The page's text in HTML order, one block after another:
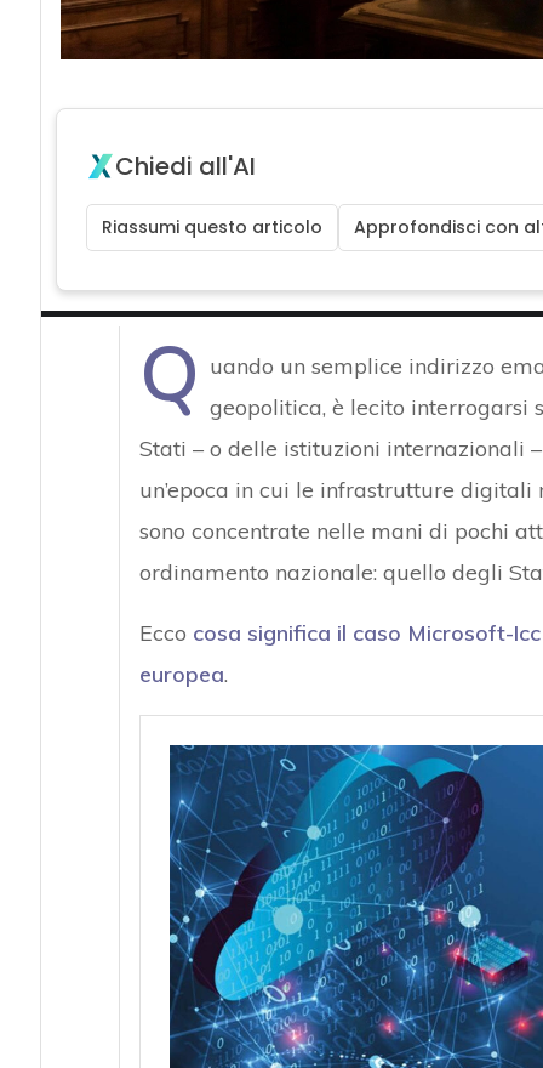
Chiedi all'AI
Riassumi questo articolo Approfondisci con
Q uando un semplice indirizzo
geopolitica, è lecito
Stati – o delle istituzioni internazionali
un’epoca in cui le infrastrutture
sono concentrate nelle mani di pochi
ordinamento nazionale: quello degli
Ecco cosa significa il caso Microsoft-Icc
europea.